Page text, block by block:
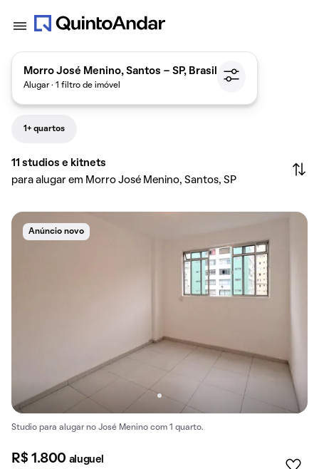
Morro José Menino, Santos - SP, Brasil
Alugar · 1 filtro de imóvel
1+ quartos
11 studios e kitnets
para alugar em Morro José Menino, Santos, SP
Anúncio novo
Studio para alugar no José Menino com 1 quarto.
R$ 1.800 aluguel